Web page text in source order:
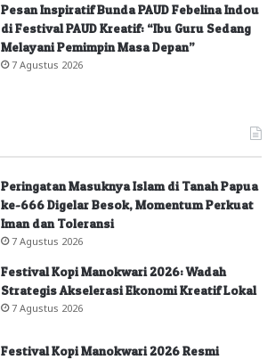
Pesan Inspiratif Bunda PAUD Febelina Indou
di Festival PAUD Kreatif: “Ibu Guru Sedang
Melayani Pemimpin Masa Depan”
7 Agustus 2026
Peringatan Masuknya Islam di Tanah Papua
ke-666 Digelar Besok, Momentum Perkuat
Iman dan Toleransi
7 Agustus 2026
Festival Kopi Manokwari 2026: Wadah
Strategis Akselerasi Ekonomi Kreatif Lokal
7 Agustus 2026
Festival Kopi Manokwari 2026 Resmi